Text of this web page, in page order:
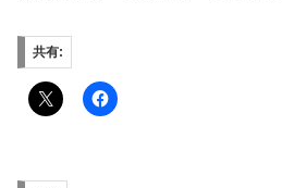
共有: